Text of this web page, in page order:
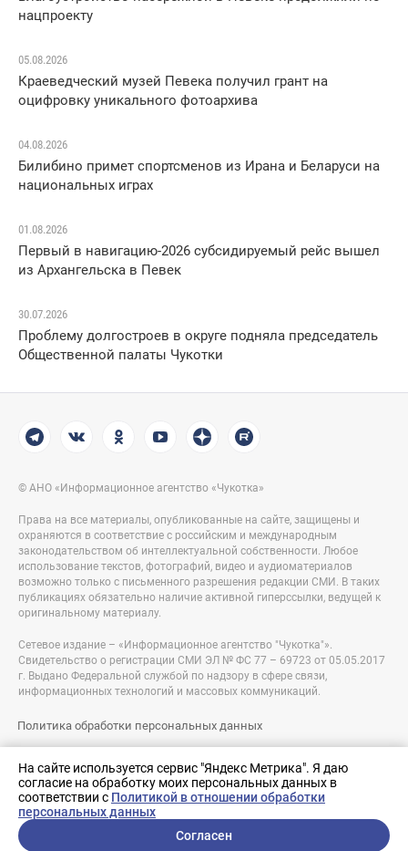
На сайте используется сервис "Яндекс Метрика". Я даю
согласие на обработку моих персональных данных в
соответствии с Политикой в отношении обработки
персональных данных
Согласен
нацпроекту
05.08.2026
Краеведческий музей Певека получил грант на
оцифровку уникального фотоархива
04.08.2026
Билибино примет спортсменов из Ирана и Беларуси на
национальных играх
01.08.2026
Первый в навигацию-2026 субсидируемый рейс вышел
из Архангельска в Певек
30.07.2026
Проблему долгостроев в округе подняла председатель
Общественной палаты Чукотки
© АНО «Информационное агентство «Чукотка»
Права на все материалы, опубликованные на сайте, защищены и
охраняются в соответствие с российским и международным
законодательством об интеллектуальной собственности. Любое
использование текстов, фотографий, видео и аудиоматериалов
возможно только с письменного разрешения редакции СМИ. В таких
публикациях обязательно наличие активной гиперссылки, ведущей к
оригинальному материалу.
Сетевое издание – «Информационное агентство "Чукотка"».
Свидетельство о регистрации СМИ ЭЛ № ФС 77 – 69723 от 05.05.2017
г. Выдано Федеральной службой по надзору в сфере связи,
информационных технологий и массовых коммуникаций.
Политика обработки персональных данных
Разработка сайта:
nologostudio.ru